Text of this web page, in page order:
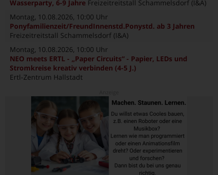
Wasserparty, 6-9 Jahre Freizeitreitstall Schammelsdorf (I&A)
Montag, 10.08.2026, 10:00 Uhr
Ponyfamilienzeit/FreundInnenstd.Ponystd. ab 3 Jahren
Freizeitreitstall Schammelsdorf (I&A)
Montag, 10.08.2026, 10:00 Uhr
NEO meets ERTL - „Paper Circuits“ - Papier, LEDs und
Stromkreise kreativ verbinden (4-5 J.)
Ertl-Zentrum Hallstadt